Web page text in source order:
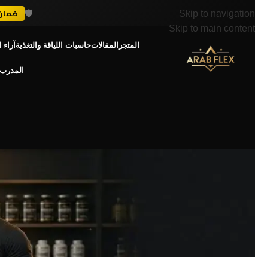
Skip to navigation
Skip to main content
المتجر المقالاتحاسبات اللياقة والتغذيةآراء
أعراض ارتفاع الإستروجين عند الرجال:
🛡️